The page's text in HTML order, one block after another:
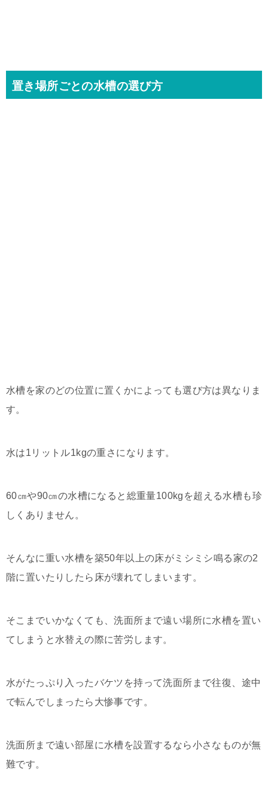
置き場所ごとの水槽の選び方
水槽を家のどの位置に置くかによっても選び方は異なりま
す。
水は1リットル1kgの重さになります。
60㎝や90㎝の水槽になると総重量100kgを超える水槽も珍
しくありません。
そんなに重い水槽を築50年以上の床がミシミシ鳴る家の2
階に置いたりしたら床が壊れてしまいます。
そこまでいかなくても、洗面所まで遠い場所に水槽を置い
てしまうと水替えの際に苦労します。
水がたっぷり入ったバケツを持って洗面所まで往復、途中
で転んでしまったら大惨事です。
洗面所まで遠い部屋に水槽を設置するなら小さなものが無
難です。